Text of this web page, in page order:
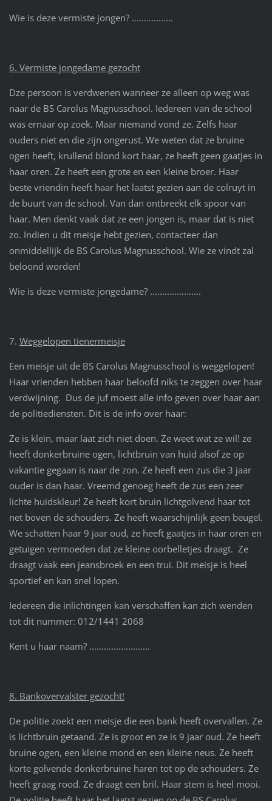
Wie is deze vermiste jongen? .................
6. Vermiste jongedame gezocht
Dze persoon is verdwenen wanneer ze alleen op weg was
naar de BS Carolus Magnusschool. Iedereen van de school
was ernaar op zoek. Maar niemand vond ze. Zelfs haar
ouders niet en die zijn ongerust. We weten dat ze bruine
ogen heeft, krullend blond kort haar, ze heeft geen gaatjes in
haar oren. Ze heeft een grote en een kleine broer. Haar
beste vriendin heeft haar het laatst gezien aan de colruyt in
de buurt van de school. Van dan ontbreekt elk spoor van
haar. Men denkt vaak dat ze een jongen is, maar dat is niet
zo. Indien u dit meisje hebt gezien, contacteer dan
onmiddellijk de BS Carolus Magnusschool. Wie ze vindt zal
beloond worden!
Wie is deze vermiste jongedame? .....................
7. Weggelopen tienermeisje
Een meisje uit de BS Carolus Magnusschool is weggelopen!
Haar vrienden hebben haar beloofd niks te zeggen over haar
verdwijning. Dus de juf moest alle info geven over haar aan
de politiediensten. Dit is de info over haar:
Ze is klein, maar laat zich niet doen. Ze weet wat ze wil! ze
heeft donkerbruine ogen, lichtbruin van huid alsof ze op
vakantie gegaan is naar de zon. Ze heeft een zus die 3 jaar
ouder is dan haar. Vreemd genoeg heeft de zus een zeer
lichte huidskleur! Ze heeft kort bruin lichtgolvend haar tot
net boven de schouders. Ze heeft waarschijnlijk geen beugel.
We schatten haar 9 jaar oud, ze heeft gaatjes in haar oren en
getuigen vermoeden dat ze kleine oorbelletjes draagt. Ze
draagt vaak een jeansbroek en een trui. Dit meisje is heel
sportief en kan snel lopen.
Iedereen die inlichtingen kan verschaffen kan zich wenden
tot dit nummer: 012/1441 2068
Kent u haar naam? .........................
8. Bankovervalster gezocht!
De politie zoekt een meisje die een bank heeft overvallen. Ze
is lichtbruin getaand. Ze is groot en ze is 9 jaar oud. Ze heeft
bruine ogen, een kleine mond en een kleine neus. Ze heeft
korte golvende donkerbruine haren tot op de schouders. Ze
heeft graag rood. Ze draagt een bril. Haar stem is heel mooi.